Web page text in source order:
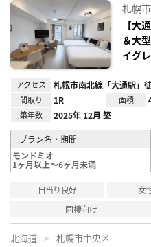
札幌
【大
＆大
イグ
アクセス 札幌市南北線「大通駅」
間取り 1R 面積
築年数 2025年 12月 築
プラン名・期間
モンドミオ
1ヶ月以上～6ヶ月未満
日当り良好 女
同棲向け
北海道 札幌市中央区